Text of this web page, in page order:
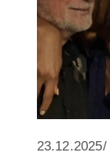
23.12.2025/